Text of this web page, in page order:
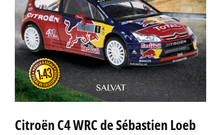
Citroën C4 WRC de Sébastien Loeb